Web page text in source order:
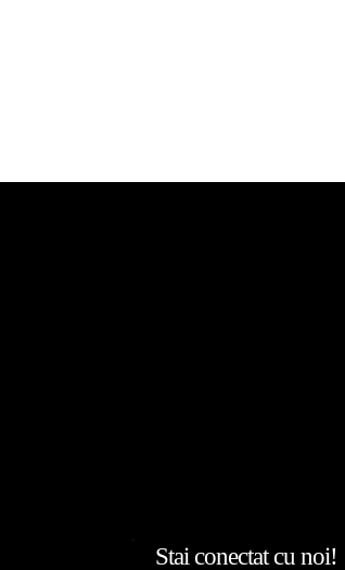
Stai conectat cu noi!